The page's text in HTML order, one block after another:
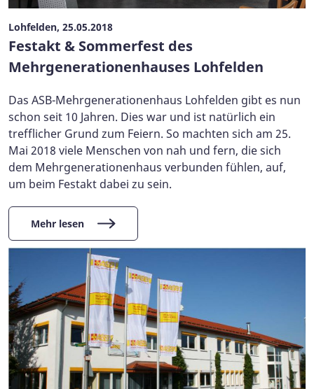
Lohfelden, 25.05.2018
Festakt & Sommerfest des
Mehrgenerationenhauses Lohfelden
Das ASB-Mehrgenerationenhaus Lohfelden gibt es nun
schon seit 10 Jahren. Dies war und ist natürlich ein
trefflicher Grund zum Feiern. So machten sich am 25.
Mai 2018 viele Menschen von nah und fern, die sich
dem Mehrgenerationenhaus verbunden fühlen, auf,
um beim Festakt dabei zu sein.
Mehr lesen